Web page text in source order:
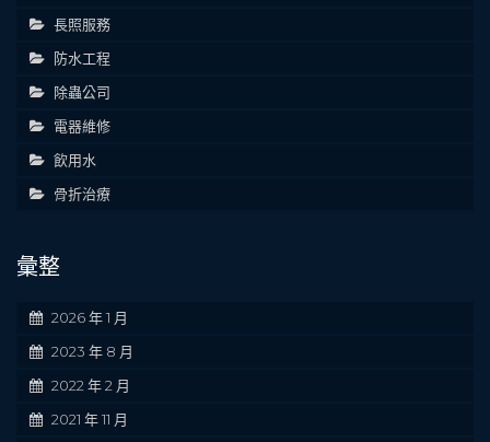
長照服務
防水工程
除蟲公司
電器維修
飲用水
骨折治療
彙整
2026 年 1 月
2023 年 8 月
2022 年 2 月
2021 年 11 月